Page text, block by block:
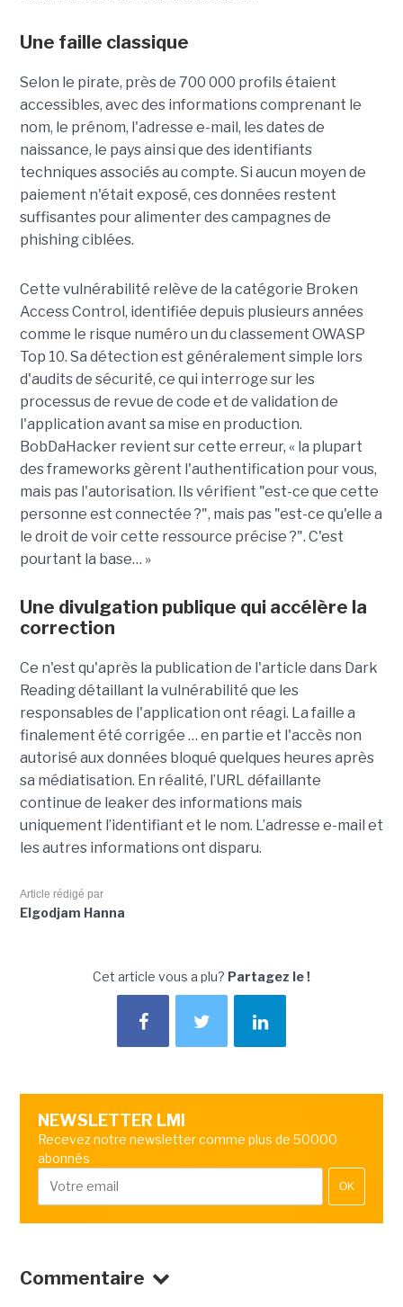
Une faille classique
Selon le pirate, près de 700 000 profils étaient
accessibles, avec des informations comprenant le
nom, le prénom, l'adresse e-mail, les dates de
naissance, le pays ainsi que des identifiants
techniques associés au compte. Si aucun moyen de
paiement n'était exposé, ces données restent
suffisantes pour alimenter des campagnes de
phishing ciblées.
Cette vulnérabilité relève de la catégorie Broken
Access Control, identifiée depuis plusieurs années
comme le risque numéro un du classement OWASP
Top 10. Sa détection est généralement simple lors
d'audits de sécurité, ce qui interroge sur les
processus de revue de code et de validation de
l'application avant sa mise en production.
BobDaHacker revient sur cette erreur, « la plupart
des frameworks gèrent l'authentification pour vous,
mais pas l'autorisation. Ils vérifient "est-ce que cette
personne est connectée ?", mais pas "est-ce qu'elle a
le droit de voir cette ressource précise ?". C'est
pourtant la base… »
Une divulgation publique qui accélère la
correction
Ce n'est qu'après la publication de l'article dans Dark
Reading détaillant la vulnérabilité que les
responsables de l'application ont réagi. La faille a
finalement été corrigée … en partie et l'accès non
autorisé aux données bloqué quelques heures après
sa médiatisation. En réalité, l’URL défaillante
continue de leaker des informations mais
uniquement l’identifiant et le nom. L’adresse e-mail et
les autres informations ont disparu.
Article rédigé par
Elgodjam Hanna
Cet article vous a plu? Partagez le !
NEWSLETTER LMI
Recevez notre newsletter comme plus de 50000
abonnés
OK
Commentaire